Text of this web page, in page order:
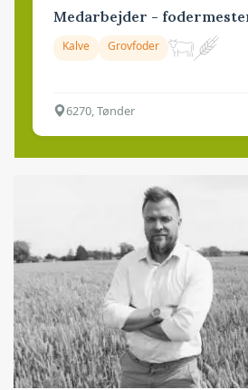
Medarbejder -
Kalve Grovfoder
6270, Tønder